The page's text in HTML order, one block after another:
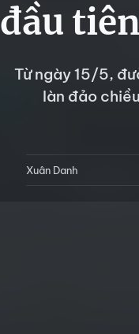
đầu
Từ ngày 15/5,
làn đảo
Xuân Danh